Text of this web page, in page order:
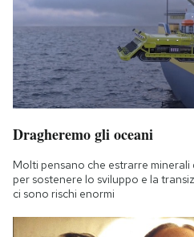
Dragheremo gli oceani
Molti pensano che estrarre
per sostenere lo sviluppo e la
ci sono rischi enormi